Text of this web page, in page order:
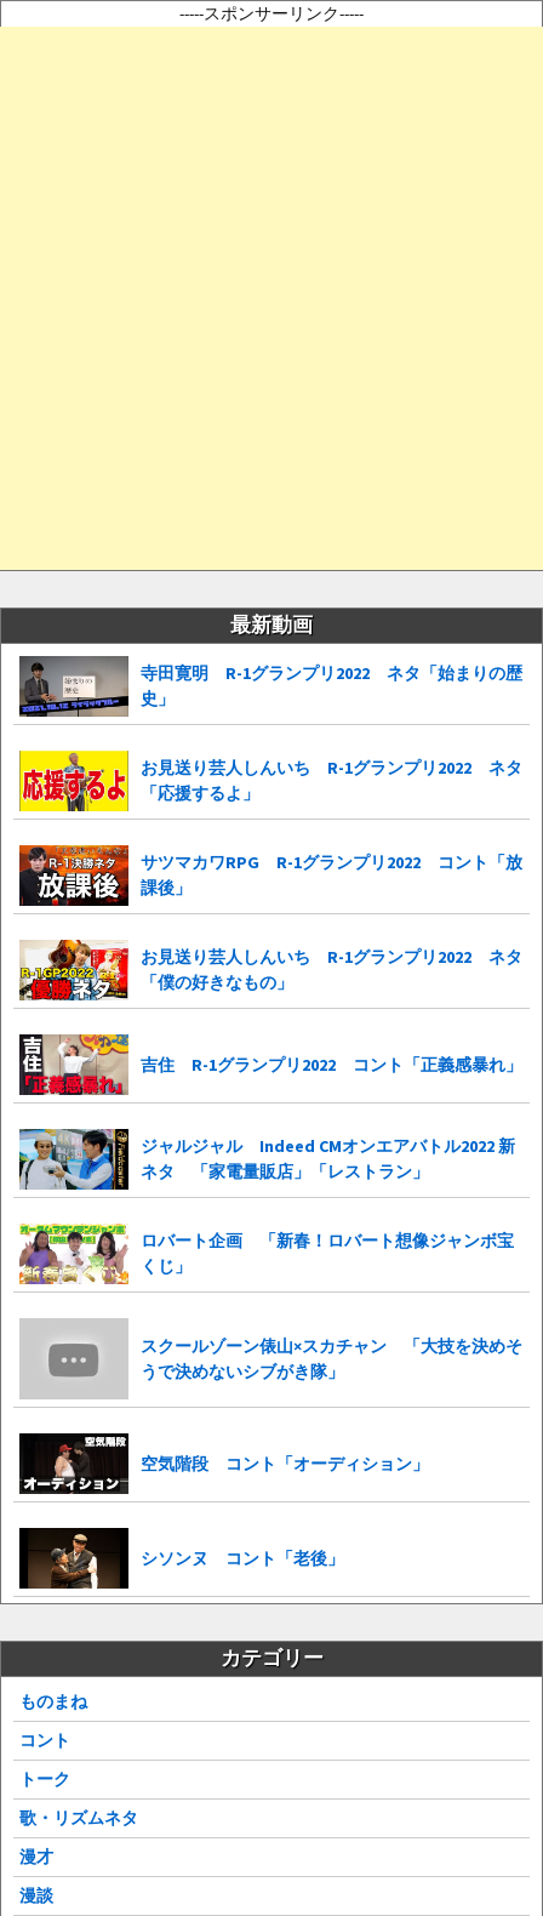
-----スポンサーリンク-----
最新動画
寺田寛明 R-1グランプリ2022 ネタ「始まりの歴
史」
お見送り芸人しんいち R-1グランプリ2022 ネタ
「応援するよ」
サツマカワRPG R-1グランプリ2022 コント「放
課後」
お見送り芸人しんいち R-1グランプリ2022 ネタ
「僕の好きなもの」
吉住 R-1グランプリ2022 コント「正義感暴れ」
ジャルジャル Indeed CMオンエアバトル2022 新
ネタ 「家電量販店」「レストラン」
ロバート企画 「新春！ロバート想像ジャンボ宝
くじ」
スクールゾーン俵山×スカチャン 「大技を決めそ
うで決めないシブがき隊」
空気階段 コント「オーディション」
シソンヌ コント「老後」
カテゴリー
ものまね
コント
トーク
歌・リズムネタ
漫才
漫談